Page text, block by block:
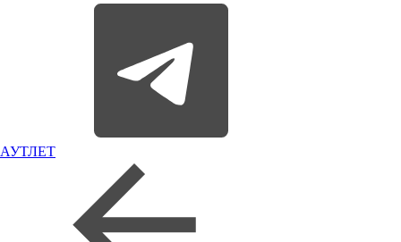
АУТЛЕТ